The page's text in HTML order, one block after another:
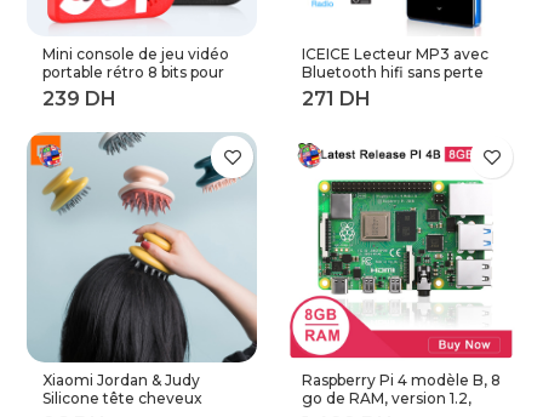
Mini console de jeu vidéo
portable rétro 8 bits pour
enfant 3 0 pouces LCD
couleur joueur de jeu avec
ICEICE Lecteur MP3 avec
Bluetooth hifi sans perte
mini lecteur de musique
avec radio fm haut-parleur
baladeur en métal dap
Xiaomi Jordan & Judy
Silicone tête cheveux
Raspberry Pi 4 modèle B, 8
go de RAM, version 1.2,